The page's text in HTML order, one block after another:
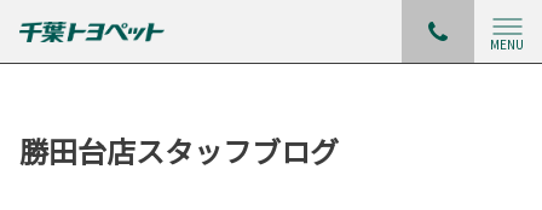
MENU
勝田台店スタッフブログ